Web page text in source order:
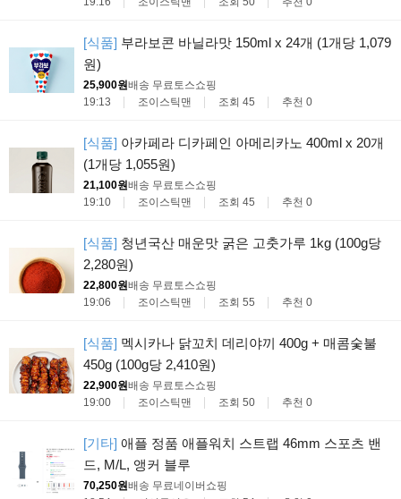
[식품] 부라보콘 바닐라맛 150ml x 24개 (1개당 1,079
원)
25,900원배송 무료 토스쇼핑
19:13
조이스틱맨 조회 45 추천 0
[식품] 아카페라 디카페인 아메리카노 400ml x 20개
(1개당 1,055원)
21,100원배송 무료 토스쇼핑
19:10
조이스틱맨 조회 45 추천 0
[식품] 청년국산 매운맛 굵은 고춧가루 1kg (100g당
2,280원)
22,800원배송 무료 토스쇼핑
19:06
조이스틱맨 조회 55 추천 0
[식품] 멕시카나 닭꼬치 데리야끼 400g + 매콤숯불
450g (100g당 2,410원)
22,900원배송 무료 토스쇼핑
19:00
조이스틱맨 조회 50 추천 0
[기타] 애플 정품 애플워치 스트랩 46mm 스포츠 밴
드, M/L, 앵커 블루
70,250원배송 무료네이버쇼핑